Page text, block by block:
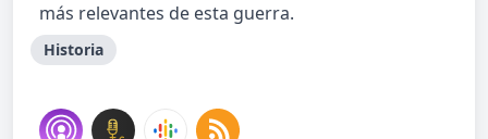
más relevantes de esta guerra.
Historia